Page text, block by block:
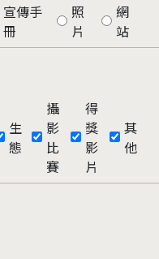
宣傳手
冊
照
片
網
站
生
態
攝
影
比
賽
得
獎
影
片
其
他